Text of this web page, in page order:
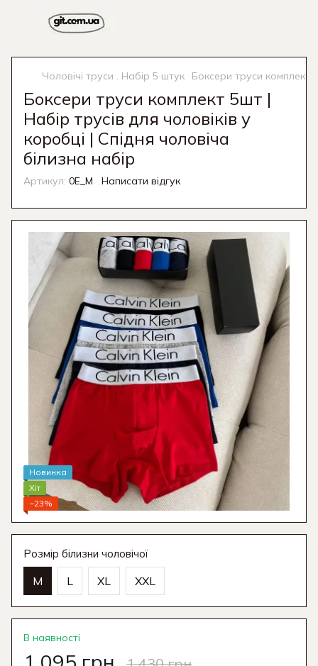
Чоловічі труси . Набір 5 штук Боксери труси комплект
Боксери труси комплект 5шт |
Набір трусів для чоловіків у
коробці | Спідня чоловіча
білизна набір
Артикул: 0E_M Написати відгук
Новинка
Хіт
−23%
Розмір білизни чоловічої
M L XL XXL
В наявності